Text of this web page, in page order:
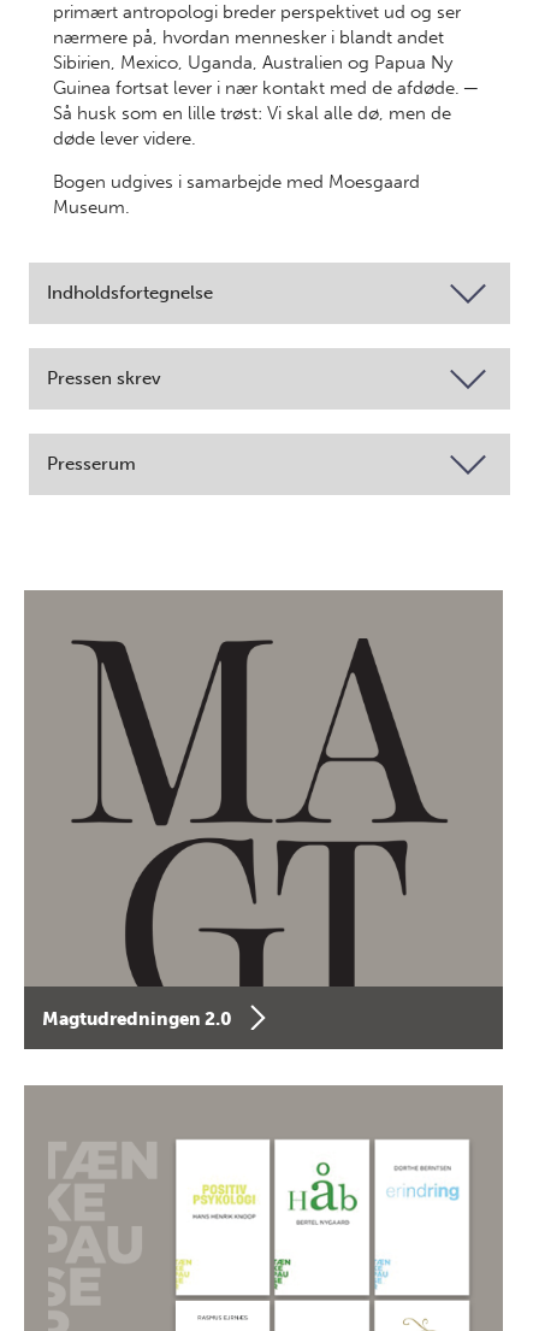
primært antropologi breder perspektivet ud og ser
nærmere på, hvordan mennesker i blandt andet
Sibirien, Mexico, Uganda, Australien og Papua Ny
Guinea fortsat lever i nær kontakt med de afdøde. ─
Så husk som en lille trøst: Vi skal alle dø, men de
døde lever videre.
Bogen udgives i samarbejde med Moesgaard
Museum.
Indholdsfortegnelse
Pressen skrev
Presserum
Magtudredningen 2.0